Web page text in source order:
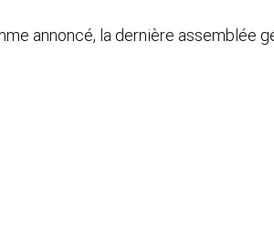
annoncé, la dernière assemblée